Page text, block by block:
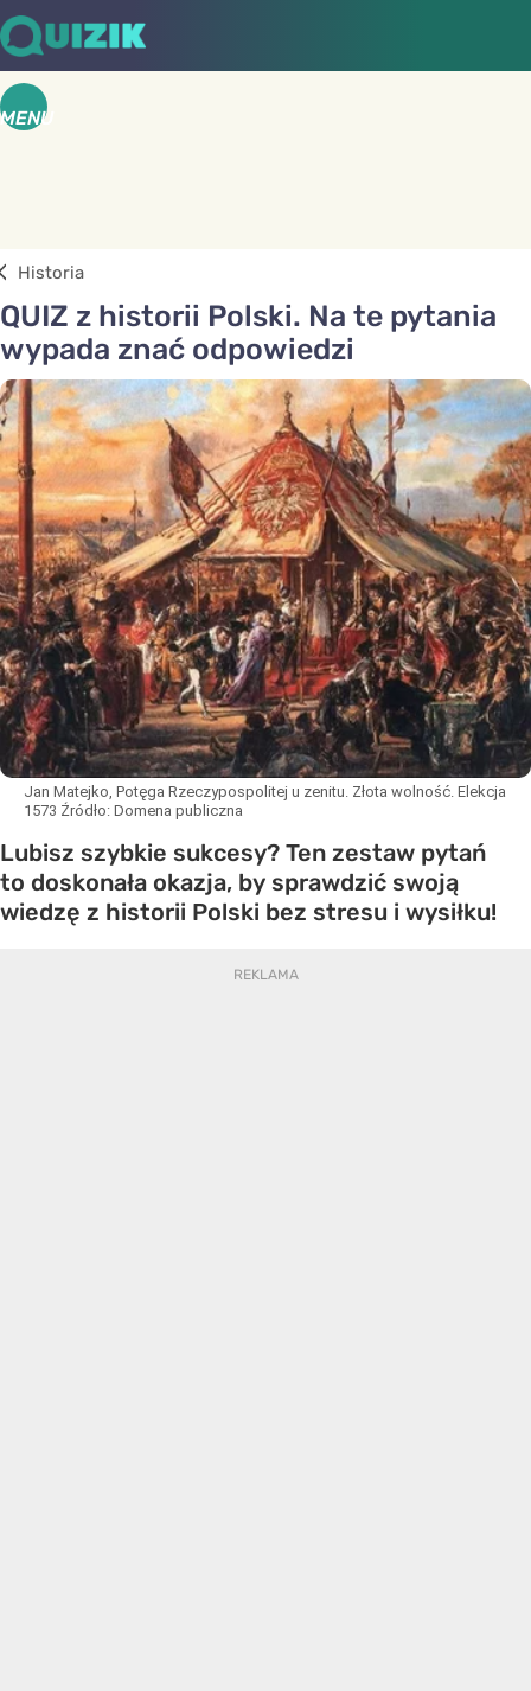
MENU
Historia
QUIZ z historii Polski. Na te pytania
wypada znać odpowiedzi
Jan Matejko, Potęga Rzeczypospolitej u zenitu. Złota wolność. Elekcja
1573 Źródło: Domena publiczna
Lubisz szybkie sukcesy? Ten zestaw pytań
to doskonała okazja, by sprawdzić swoją
wiedzę z historii Polski bez stresu i wysiłku!